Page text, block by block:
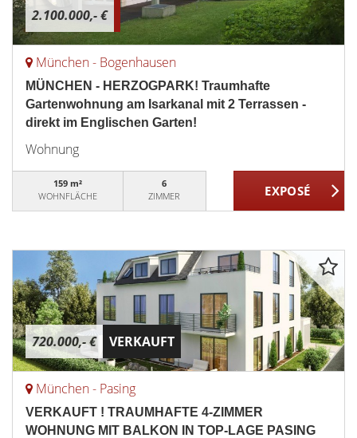
2.100.000,- €
München - Bogenhausen
MÜNCHEN - HERZOGPARK! Traumhafte
Gartenwohnung am Isarkanal mit 2 Terrassen -
direkt im Englischen Garten!
Wohnung
159 m²
WOHNFLÄCHE
6
ZIMMER
720.000,- € VERKAUFT
München - Pasing
VERKAUFT ! TRAUMHAFTE 4-ZIMMER
WOHNUNG MIT BALKON IN TOP-LAGE PASING